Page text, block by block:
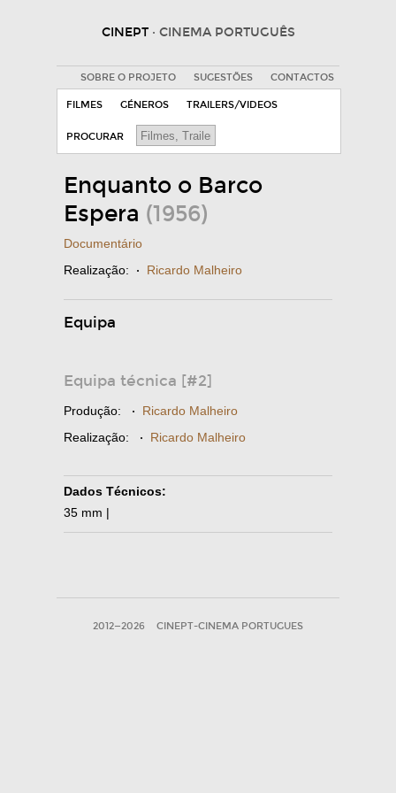
CINEPT · CINEMA PORTUGUÊS
SOBRE O PROJETO SUGESTÕES CONTACTOS
FILMES GÉNEROS TRAILERS/VIDEOS
PROCURAR
Enquanto o Barco
Espera (1956)
Documentário
Realização: · Ricardo Malheiro
Equipa
Equipa técnica [#2]
Produção: · Ricardo Malheiro
Realização: · Ricardo Malheiro
Dados Técnicos:
35 mm |
2012—2026 CINEPT-CINEMA PORTUGUES